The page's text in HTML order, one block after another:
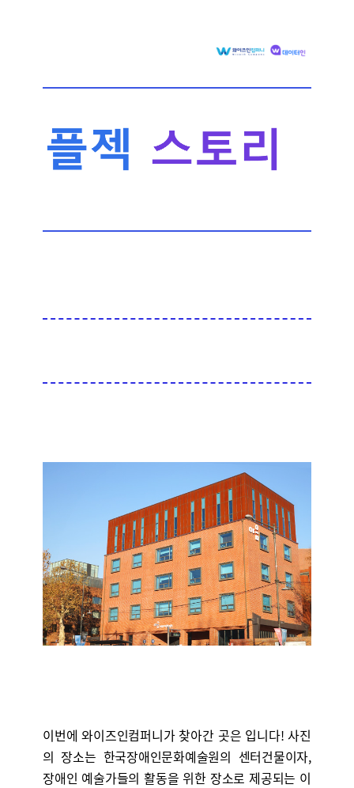
이번에 와이즈인컴퍼니가 찾아간 곳은 입니다! 사진
의 장소는 한국장애인문화예술원의 센터건물이자,
장애인 예술가들의 활동을 위한 장소로 제공되는 이